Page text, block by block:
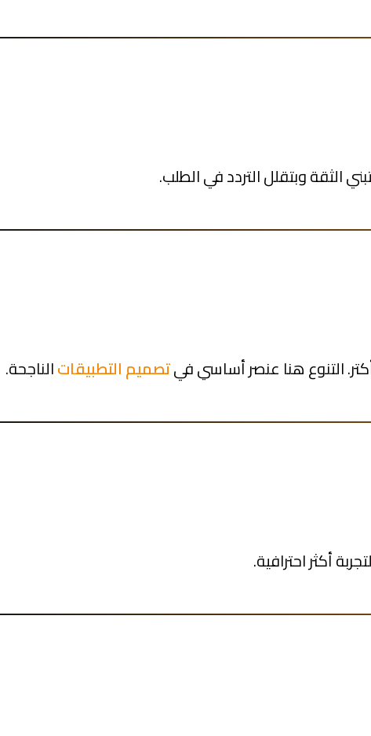
الثقة وبتقلل التردد في الطلب.
التنوع هنا عنصر أساسي فيتصميم التطبيقاتالناجحة.
أكثر احترافية.